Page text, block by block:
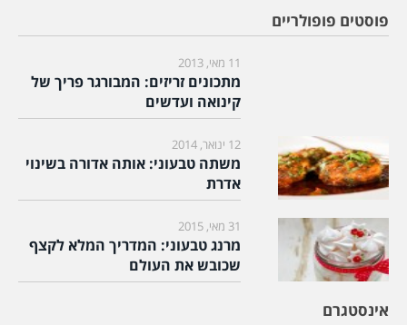
פוסטים פופולריים
11 מאי, 2013
מתכונים זריזים: המבורגר פריך של
קינואה ועדשים
12 ינואר, 2014
משתה טבעוני: אותה אדורה בשינוי
אדרת
31 מאי, 2015
מרנג טבעוני: המדריך המלא לקצף
שכובש את העולם
אינסטגרם